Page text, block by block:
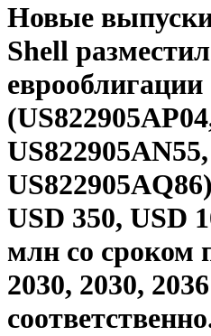
Новые
Shell разместил
еврооблигации
US822905AN55,
USD 350, USD
млн со сроком
2030, 2030,